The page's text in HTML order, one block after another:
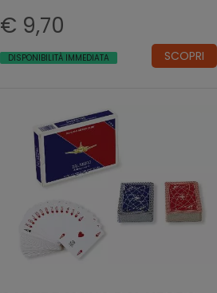
€ 9,70
DISPONIBILITÀ IMMEDIATA SCOPRI